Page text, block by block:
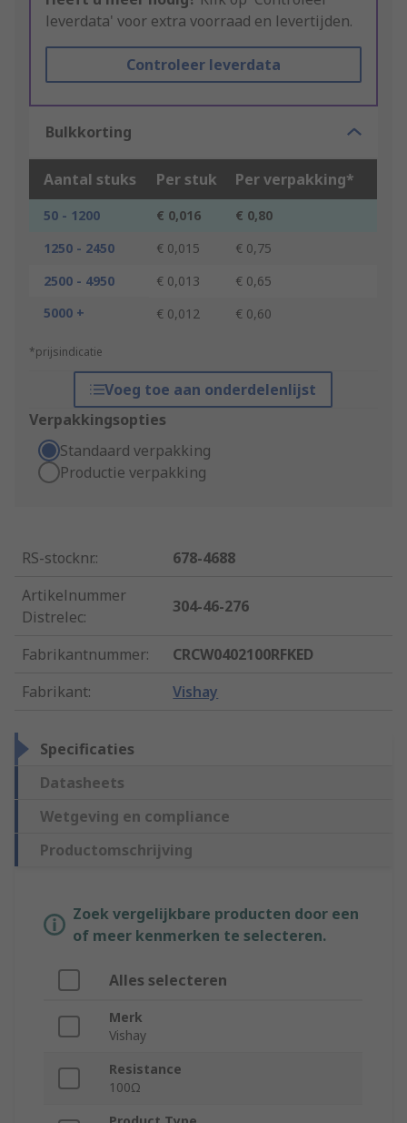
leverdata' voor extra voorraad en levertijden.
Controleer leverdata
Bulkkorting
Aantal stuks Per stuk Per verpakking*
50 - 1200 € 0,016
€ 0,80
1250 - 2450
€ 0,015
€ 0,75
2500 - 4950
€ 0,013
€ 0,65
5000 +
€ 0,012 € 0,60
*prijsindicatie
Voeg toe aan onderdelenlijst
Verpakkingsopties
Standaard verpakking
Productie verpakking
RS-stocknr.:
678-4688
Artikelnummer
Distrelec:
304-46-276
Fabrikantnummer:
CRCW0402100RFKED
Fabrikant: Vishay
Specificaties
Datasheets
Wetgeving en compliance
Productomschrijving
Zoek vergelijkbare producten door een
of meer kenmerken te selecteren.
Alles selecteren
Merk
Vishay
Resistance
100Ω